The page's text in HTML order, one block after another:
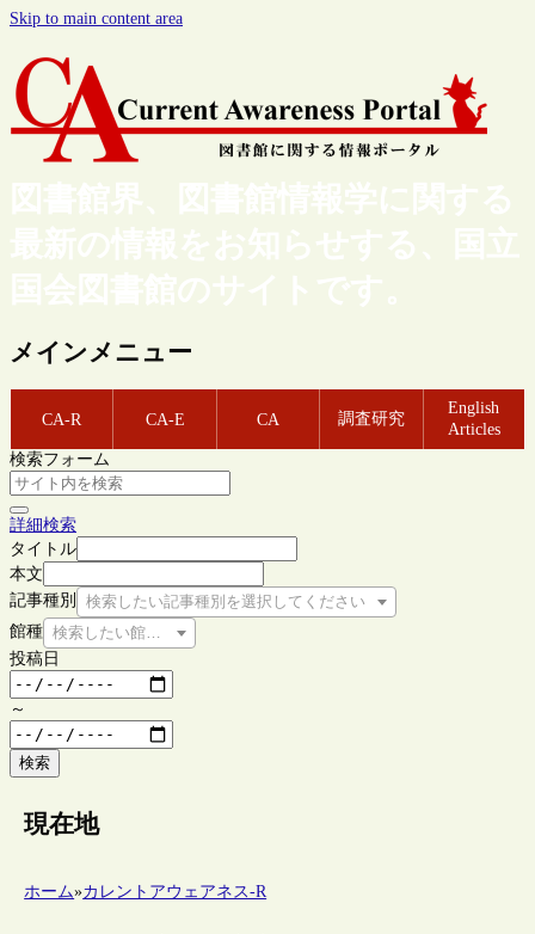
Skip to main content area
図書館界、図書館情報学に関する
最新の情報をお知らせする、国立
国会図書館のサイトです。
メインメニュー
CA-R CA-E CA 調査研究
English
Articles
検索フォーム
詳細検索
タイトル
本文
記事種別
検索したい記事種別を選択してください
館種 検索したい館種を選択してください
投稿日
～
検索
現在地
ホーム»カレントアウェアネス-R